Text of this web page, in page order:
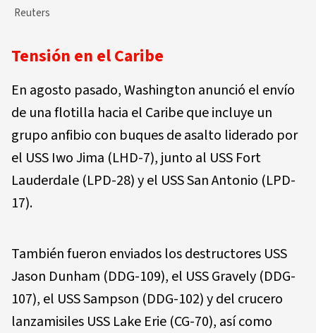
Reuters
Tensión en el Caribe
En agosto pasado, Washington anunció el envío
de una flotilla hacia el Caribe que incluye un
grupo anfibio con buques de asalto liderado por
el USS Iwo Jima (LHD-7), junto al USS Fort
Lauderdale (LPD-28) y el USS San Antonio (LPD-
17).
También fueron enviados los destructores USS
Jason Dunham (DDG-109), el USS Gravely (DDG-
107), el USS Sampson (DDG-102) y del crucero
lanzamisiles USS Lake Erie (CG-70), así como